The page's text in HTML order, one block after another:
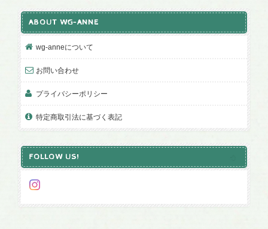
ABOUT WG-ANNE
wg-anneについて
お問い合わせ
プライバシーポリシー
特定商取引法に基づく表記
FOLLOW US!